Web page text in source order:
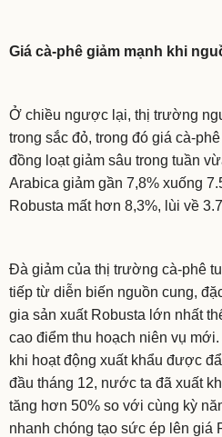
Giá cà-phê giảm mạnh khi
Ở chiều ngược lại, thị trường
trong sắc đỏ, trong đó giá cà-
đồng loạt giảm sâu trong tuần
Arabica giảm gần 7,8% xuống
Robusta mất hơn 8,3%, lùi về
Đà giảm của thị trường cà-phê
tiếp từ diễn biến nguồn cung,
gia sản xuất Robusta lớn nhất
cao điểm thu hoạch niên vụ
khi hoạt động xuất khẩu được
đầu tháng 12, nước ta đã xuất
tăng hơn 50% so với cùng kỳ
nhanh chóng tạo sức ép lên giá